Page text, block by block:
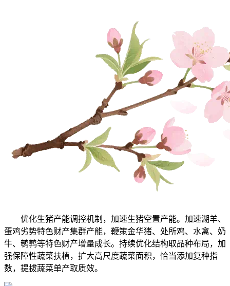
优化生猪产能调控机制，加速生猪空置产能。加速湖羊、
蛋鸡劣势特色财产集群产能，鞭策金华猪、处所鸡、水禽、奶
牛、鹌鹑等特色财产增量成长。持续优化结构取品种布局，加
强保障性蔬菜扶植，扩大高尺度蔬菜面积，恰当添加复种指
数，提拔蔬菜单产取质效。